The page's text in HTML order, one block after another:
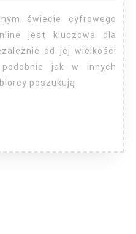
jest kluczowa dla
od jej wielkości
jak w innych
poszukują